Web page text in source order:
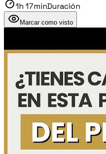
1h 17minDuración
Marcar como visto